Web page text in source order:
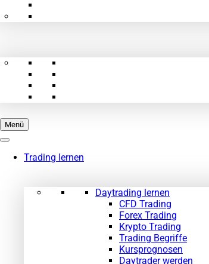
Menü
Trading lernen
Daytrading lernen
CFD Trading
Forex Trading
Krypto Trading
Trading Begriffe
Kursprognosen
Daytrader werden